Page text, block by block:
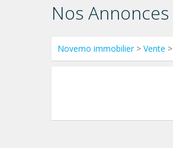
Nos Annonces
Novemo immobilier> Vente >